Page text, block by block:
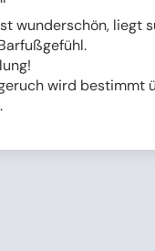
wunderschön, liegt
wird bestimmt